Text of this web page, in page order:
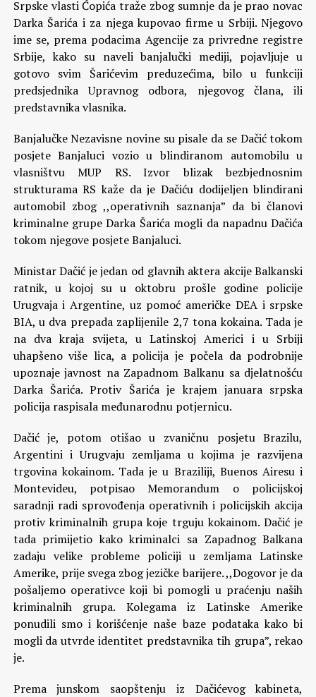
Srpske vlasti Ćopića traže zbog sumnje da je prao novac
Darka Šarića i za njega kupovao firme u Srbiji. Njegovo
ime se, prema podacima Agencije za privredne registre
Srbije, kako su naveli banjalučki mediji, pojavljuje u
gotovo svim Šarićevim preduzećima, bilo u funkciji
predsjednika Upravnog odbora, njegovog člana, ili
predstavnika vlasnika.
Banjalučke Nezavisne novine su pisale da se Dačić tokom
posjete Banjaluci vozio u blindiranom automobilu u
vlasništvu MUP RS. Izvor blizak bezbjednosnim
strukturama RS kaže da je Dačiću dodijeljen blindirani
automobil zbog ,,operativnih saznanja” da bi članovi
kriminalne grupe Darka Šarića mogli da napadnu Dačića
tokom njegove posjete Banjaluci.
Ministar Dačić je jedan od glavnih aktera akcije Balkanski
ratnik, u kojoj su u oktobru prošle godine policije
Urugvaja i Argentine, uz pomoć američke DEA i srpske
BIA, u dva prepada zaplijenile 2,7 tona kokaina. Tada je
na dva kraja svijeta, u Latinskoj Americi i u Srbiji
uhapšeno više lica, a policija je počela da podrobnije
upoznaje javnost na Zapadnom Balkanu sa djelatnošću
Darka Šarića. Protiv Šarića je krajem januara srpska
policija raspisala međunarodnu potjernicu.
Dačić je, potom otišao u zvaničnu posjetu Brazilu,
Argentini i Urugvaju zemljama u kojima je razvijena
trgovina kokainom. Tada je u Braziliji, Buenos Airesu i
Montevideu, potpisao Memorandum o policijskoj
saradnji radi sprovođenja operativnih i policijskih akcija
protiv kriminalnih grupa koje trguju kokainom. Dačić je
tada primijetio kako kriminalci sa Zapadnog Balkana
zadaju velike probleme policiji u zemljama Latinske
Amerike, prije svega zbog jezičke barijere. ,,Dogovor je da
pošaljemo operativce koji bi pomogli u praćenju naših
kriminalnih grupa. Kolegama iz Latinske Amerike
ponudili smo i korišćenje naše baze podataka kako bi
mogli da utvrde identitet predstavnika tih grupa”, rekao
je.
Prema junskom saopštenju iz Dačićevog kabineta,